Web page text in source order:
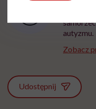
autyzmu.
Zobacz
Udostępnij